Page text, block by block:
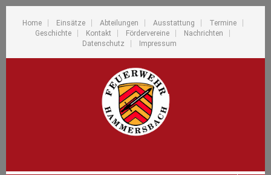
Home Einsätze Abteilungen Ausstattung
Termine
Geschichte
Kontakt Fördervereine
Nachrichten
Datenschutz
Impressum